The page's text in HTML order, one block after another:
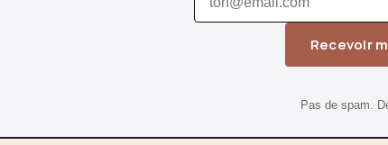
Recevoir
Pas de spam.